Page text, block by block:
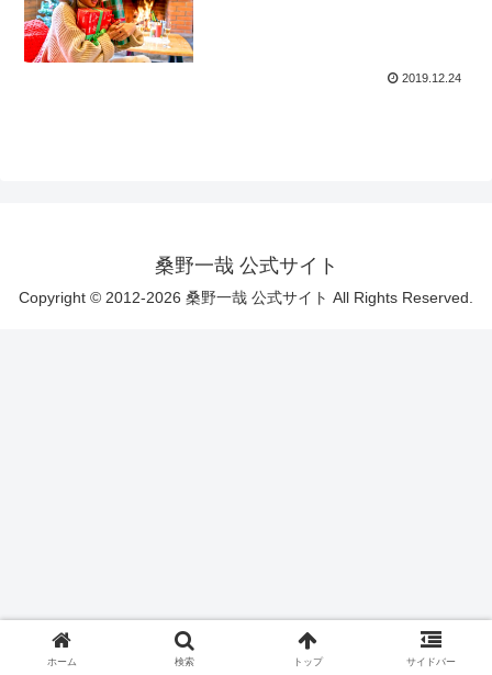
2019.12.24
桑野一哉 公式サイト
Copyright © 2012-2026 桑野一哉 公式サイト All Rights Reserved.
ホーム 検索 トップ サイドバー